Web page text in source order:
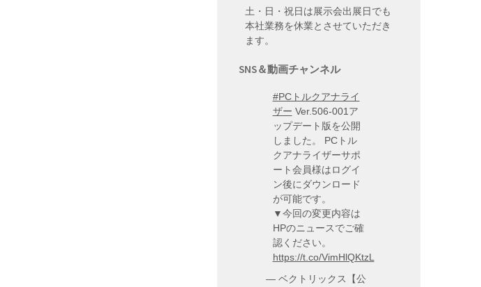
土・日・祝日は展示会出展日でも
本社業務を休業とさせていただき
ます。
SNS＆動画チャンネル
#PCトルクアナライ
ザー Ver.506-001ア
ップデート版を公開
しました。 PCトル
クアナライザーサポ
ート会員様はログイ
ン後にダウンロード
が可能です。
▼今回の変更内容は
HPのニュースでご確
認ください。
https://t.co/VimHlQKtzL
— ベクトリックス【公